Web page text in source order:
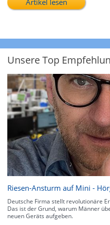
Unsere Top
Riesen-Ansturm auf Mini -
Deutsche Firma stellt revolutionäre
Das ist der Grund, warum Männer
neuen Geräts aufgeben.